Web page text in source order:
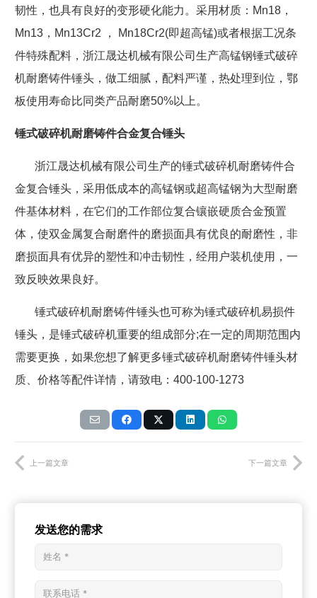
韧性，也具有良好的变形硬化能力。采用材质： Mn18 ，
Mn13 ， Mn13Cr2 ， Mn18Cr2(即超高锰)或者根据工况条
件特殊配料，浙江晟达机械有限公司生产高锰钢锤式破碎
机耐磨铸件锤头，做工细腻，配料严谨，热处理到位，鄂
板使用寿命比同类产品耐磨50%以上。
锤式破碎机耐磨铸件合金复合锤头
浙江晟达机械有限公司生产的锤式破碎机耐磨铸件合
金复合锤头，采用低成本的高锰钢或超高锰钢为大型耐磨
件基体材料，在它们的工作部位复合镶嵌硬质合金预置
体，使双金属复合耐磨件的磨损面具有优良的耐磨性，非
磨损面具有优异的塑性和冲击韧性，经用户装机使用，一
致反映效果良好。
锤式破碎机耐磨铸件锤头也可称为锤式破碎机易损件
锤头，是锤式破碎机重要的组成部分;在一定的周期范围内
需要更换，如果您想了解更多锤式破碎机耐磨铸件锤头材
质、价格等配件详情，请致电： 400-100-1273
上一篇文章 下一篇文章
发送您的需求